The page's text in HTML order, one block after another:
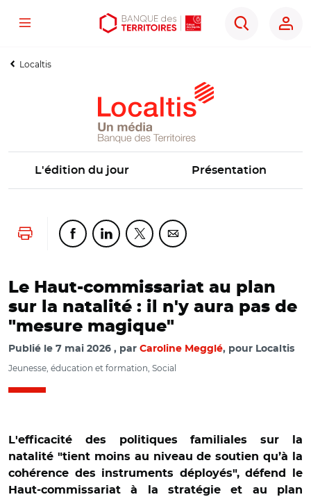
Aller
contenu
Aller
menu
Ouvrir
outils
Menu
Rechercher
Localtis
L'édition du jour Présentation
Lancer l'impressionPartager cette page sur Facebook
Partager cette page sur Linkedin
Partager cette page sur Twitter
Partager cette page sur
Le Haut-commissariat au plan
sur la natalité : il n'y aura pas de
"mesure magique"
Publié le 7 mai 2026 par Caroline Megglé, pour Localtis
Jeunesse, éducation et formation, Social
L'efficacité des politiques familiales sur la
natalité "tient moins au niveau de soutien qu’à la
cohérence des instruments déployés", défend le
Haut-commissariat à la stratégie et au plan